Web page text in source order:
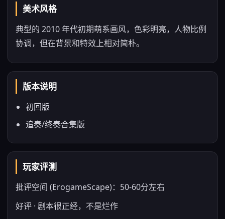
美术风格
典型的 2010 年代初期萌系画风，色彩明亮，人物比例
协调，但在背景和特效上相对简朴。
版本说明
初回版
追奏/终奏合集版
玩家评测
批评空间 (ErogameScape)：50-60分左右
好评 · 剧本很正经，不是烂作